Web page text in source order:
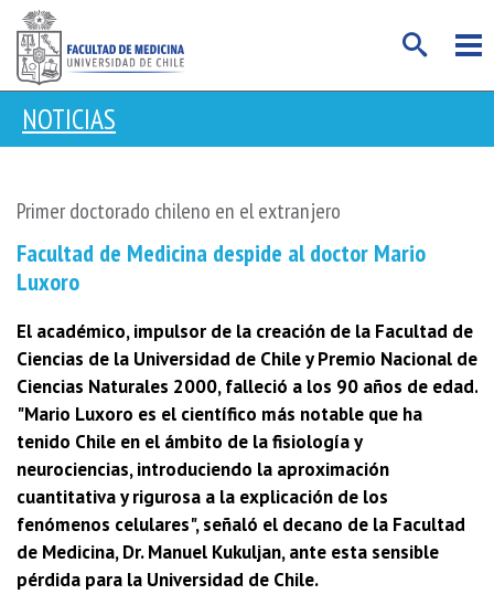
NOTICIAS
Primer doctorado chileno en el extranjero
Facultad de Medicina despide al doctor Mario
Luxoro
El académico, impulsor de la creación de la Facultad de
Ciencias de la Universidad de Chile y Premio Nacional de
Ciencias Naturales 2000, falleció a los 90 años de edad.
"Mario Luxoro es el científico más notable que ha
tenido Chile en el ámbito de la fisiología y
neurociencias, introduciendo la aproximación
cuantitativa y rigurosa a la explicación de los
fenómenos celulares", señaló el decano de la Facultad
de Medicina, Dr. Manuel Kukuljan, ante esta sensible
pérdida para la Universidad de Chile.